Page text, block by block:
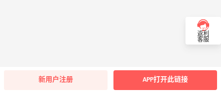
返利
客服
新用户注册 APP打开此链接